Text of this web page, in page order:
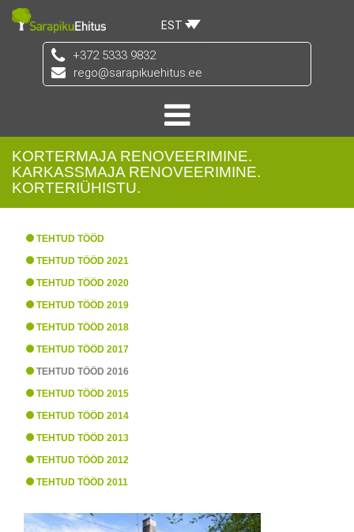
EST
+372 5333 9832
rego@sarapikuehitus.ee
KORTERMAJA RENOVEERIMINE.
KARKASSMAJA RENOVEERIMINE.
KORTERIÜHISTU.
TEHTUD TÖÖD
TEHTUD TÖÖD 2021
TEHTUD TÖÖD 2020
TEHTUD TÖÖD 2019
TEHTUD TÖÖD 2018
TEHTUD TÖÖD 2017
TEHTUD TÖÖD 2016
TEHTUD TÖÖD 2015
TEHTUD TÖÖD 2014
TEHTUD TÖÖD 2013
TEHTUD TÖÖD 2012
TEHTUD TÖÖD 2011